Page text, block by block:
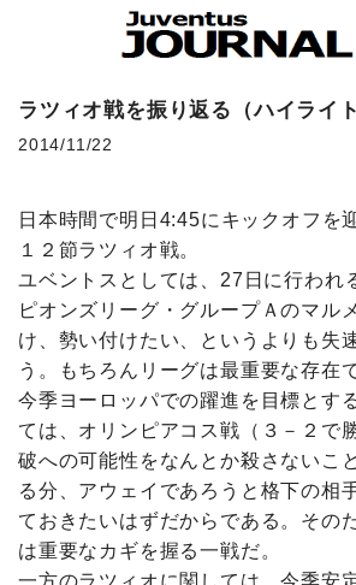
ラツィオ戦を振り返る（ハイライト
2014/11/22
日本時間で明日4:45にキックオフを
１２節ラツィオ戦。
ユベントスとしては、27日に行われ
ピオンズリーグ・グループＡのマル
け、勢い付けたい、というよりも失
う。もちろんリーグは最重要な存在
今季ヨーロッパでの躍進を目標とす
ては、オリンピアコス戦（３－２で
破への可能性をなんとか殺さないこ
る分、アウェイであろうと格下の相
ておきたいはずだからである。その
は重要なカギを握る一戦だ。
一方のラツィオに関しては、今季安